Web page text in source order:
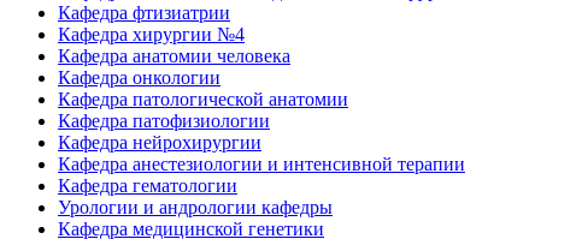
Кафедра фтизиатрии
Кафедра хирургии №4
Кафедра анатомии человека
Кафедра онкологии
Кафедра патологической анатомии
Кафедра патофизиологии
Кафедра нейрохирургии
Кафедра анестезиологии и интенсивной терапии
Кафедра гематологии
Урологии и андрологии кафедры
Кафедра медицинской генетики